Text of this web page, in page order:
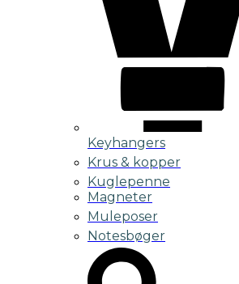
Keyhangers
Krus & kopper
Kuglepenne
Magneter
Muleposer
Notesbøger